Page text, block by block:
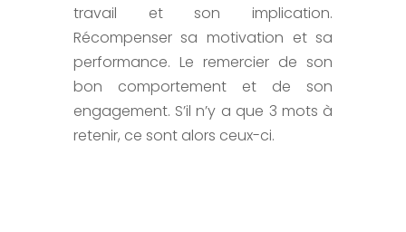
travail et son implication.
Récompenser sa motivation et sa
performance. Le remercier de son
bon comportement et de son
engagement. S’il n’y a que 3 mots à
retenir, ce sont alors ceux-ci.